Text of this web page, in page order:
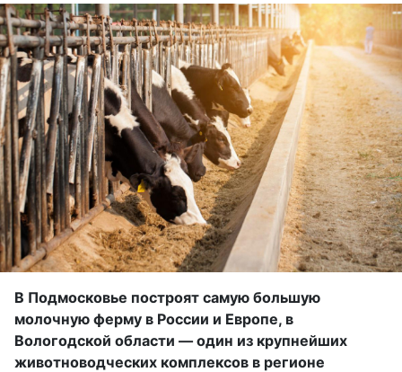
В Подмосковье построят самую большую
молочную ферму в России и Европе, в
Вологодской области — один из крупнейших
животноводческих комплексов в регионе